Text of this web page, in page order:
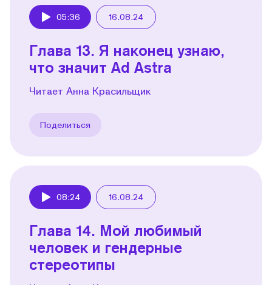
05:36 16.08.24
Глава 13. Я наконец узнаю,
что значит Ad Astra
Читает Анна Красильщик
Поделиться
08:24 16.08.24
Глава 14. Мой любимый
человек и гендерные
стереотипы